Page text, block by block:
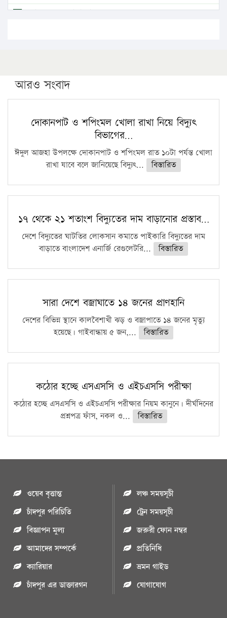
এবার লঞ্চের ভাড়া বাড়ল
পিএইচডি করছেন কুয়েটের কৃতি…
সারা দেশে বজ্রাঘাতে ১৪ জনের প্রাণহানি
কঠোর হচ্ছে এসএসসি ও এইচএসসি পরীক্ষা
ফরিদগঞ্জে আগুনে পুড়লো ৬ ব্যবসা প্রতিষ্ঠান
আরও সংবাদ
দোকানপাট ও শপিংমল খোলা রাখা নিয়ে বিদ্যুৎ
বিভাগের…
ঈদুল আজহা উপলক্ষে দোকানপাট ও শপিংমল রাত ১০টা পর্যন্ত খোলা
রাখা যাবে বলে জানিয়েছে বিদ্যুৎ...
বিস্তারিত
১৭ থেকে ২১ শতাংশ বিদ্যুতের দাম বাড়ানোর প্রস্তাব…
দেশে বিদ্যুতের ঘাটতির লোকসান কমাতে পাইকারি বিদ্যুতের দাম
বাড়াতে বাংলাদেশ এনার্জি রেগুলেটরি...
বিস্তারিত
সারা দেশে বজ্রাঘাতে ১৪ জনের প্রাণহানি
দেশের বিভিন্ন স্থানে কালবৈশাখী ঝড় ও বজ্রাপাতে ১৪ জনের মৃত্যু
হয়েছে। গাইবান্ধায় ৫ জন,...
বিস্তারিত
কঠোর হচ্ছে এসএসসি ও এইচএসসি পরীক্ষা
কঠোর হচ্ছে এসএসসি ও এইচএসসি পরীক্ষার নিয়ম কানুনে। দীর্ঘদিনের
প্রশ্নপত্র ফাঁস, নকল ও...
বিস্তারিত
ওয়েব বৃত্তান্ত
চাঁদপুর পরিচিতি
বিজ্ঞাপন মুল্য
আমাদের সম্পর্কে
ক্যারিয়ার
চাঁদপুর এর ডাক্তারগন
লঞ্চ সময়সূচী
ট্রেন সময়সূচী
জরুরী ফোন নম্বর
প্রতিনিধি
ভ্রমন গাইড
যোগাযোগ